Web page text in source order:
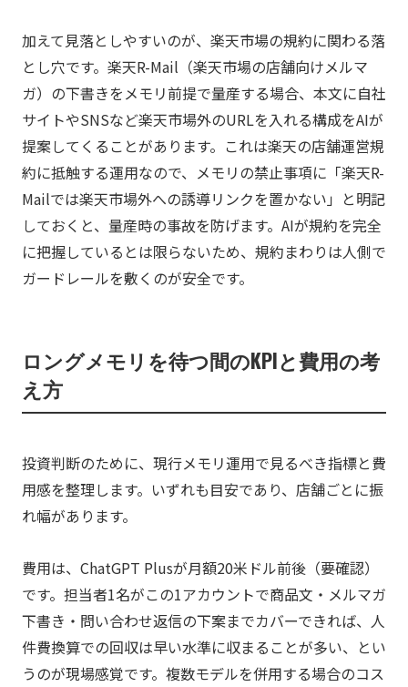
加えて見落としやすいのが、楽天市場の規約に関わる落
とし穴です。楽天R-Mail（楽天市場の店舗向けメルマ
ガ）の下書きをメモリ前提で量産する場合、本文に自社
サイトやSNSなど楽天市場外のURLを入れる構成をAIが
提案してくることがあります。これは楽天の店舗運営規
約に抵触する運用なので、メモリの禁止事項に「楽天R-
Mailでは楽天市場外への誘導リンクを置かない」と明記
しておくと、量産時の事故を防げます。AIが規約を完全
に把握しているとは限らないため、規約まわりは人側で
ガードレールを敷くのが安全です。
ロングメモリを待つ間のKPIと費用の考
え方
投資判断のために、現行メモリ運用で見るべき指標と費
用感を整理します。いずれも目安であり、店舗ごとに振
れ幅があります。
費用は、ChatGPT Plusが月額20米ドル前後（要確認）
です。担当者1名がこの1アカウントで商品文・メルマガ
下書き・問い合わせ返信の下案までカバーできれば、人
件費換算での回収は早い水準に収まることが多い、とい
うのが現場感覚です。複数モデルを併用する場合のコス